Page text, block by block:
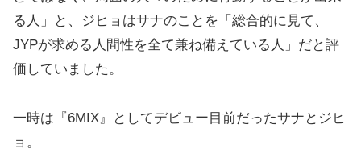
る人」と、ジヒョはサナのことを「総合的に見て、
JYPが求める人間性を全て兼ね備えている人」だと評
価していました。
一時は『6MIX』としてデビュー目前だったサナとジヒ
ョ。